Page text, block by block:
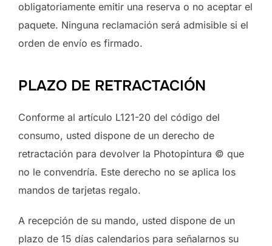
obligatoriamente emitir una reserva o no aceptar el
paquete. Ninguna reclamación será admisible si el
orden de envío es firmado.
PLAZO DE RETRACTACIÓN
Conforme al artículo L121-20 del código del
consumo, usted dispone de un derecho de
retractación para devolver la Photopintura © que
no le convendría. Este derecho no se aplica los
mandos de tarjetas regalo.
A recepción de su mando, usted dispone de un
plazo de 15 días calendarios para señalarnos su